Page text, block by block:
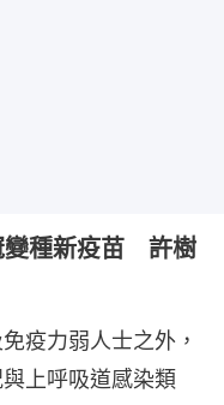
變種新疫苗 許樹
疫力弱人士之外，
上呼吸道感染類